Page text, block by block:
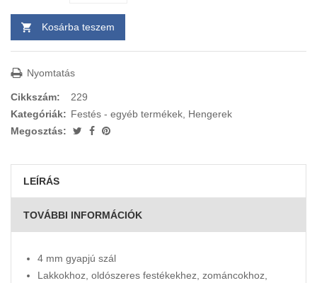
Kosárba teszem
Nyomtatás
Cikkszám:
229
Kategóriák: Festés - egyéb termékek Hengerek
Megosztás:
LEÍRÁS
TOVÁBBI INFORMÁCIÓK
4 mm gyapjú szál
Lakkokhoz, oldószeres festékekhez, zománcokhoz,